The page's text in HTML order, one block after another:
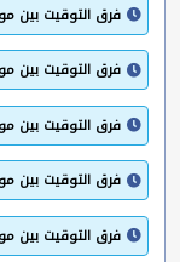
فرق التوقيت بين
فرق التوقيت بين
فرق التوقيت بين
فرق التوقيت بين
فرق التوقيت بين